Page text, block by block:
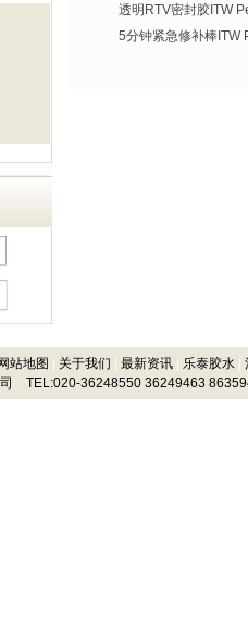
透明RTV密封胶ITW
5分钟紧急修补棒ITW
网站地图 关于我们 最新资讯| 乐泰胶水|
TEL:020-36248550 36249463